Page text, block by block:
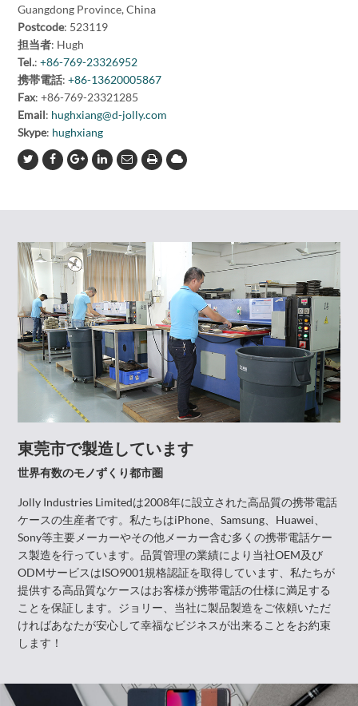
Guangdong Province, China
Postcode: 523119
担当者: Hugh
Tel.:+86-769-23326952
携帯電話:+86-13620005867
Fax: +86-769-23321285
Email: hughxiang@d-jolly.com
Skype: hughxiang
東莞市で製造しています
世界有数のモノずくり都市圏
Jolly Industries Limitedは2008年に設立された高品質の携帯電話
ケースの生産者です。私たちはiPhone、Samsung、Huawei、
Sony等主要メーカーやその他メーカー含む多くの携帯電話ケー
ス製造を行っています。品質管理の業績により当社OEM及び
ODMサービスはISO9001規格認証を取得しています、私たちが
提供する高品質なケースはお客様が携帯電話の仕様に満足する
ことを保証します。ジョリー、当社に製品製造をご依頼いただ
ければあなたが安心して幸福なビジネスが出来ることをお約束
します！